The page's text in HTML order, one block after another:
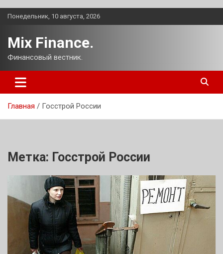
Перейти
Понедельник, 10 августа, 2026
Mix Finance.
Финансовый вестник.
Главная Госстрой России
Метка: Госстрой России